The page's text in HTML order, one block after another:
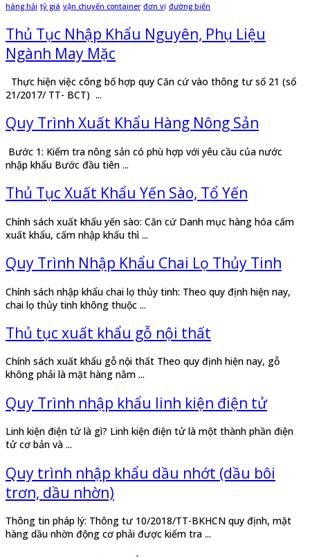
hàng hải tỷ giá vận chuyển container đơn vị đường biển
Thủ Tục Nhập Khẩu Nguyên, Phụ Liệu
Ngành May Mặc
Thực hiện việc công bố hợp quy Căn cứ vào thông tư số 21 (số
21/2017/ TT- BCT) ...
Quy Trình Xuất Khẩu Hàng Nông Sản
Bước 1: Kiểm tra nông sản có phù hợp với yêu cầu của nước
nhập khẩu Bước đầu tiên ...
Thủ Tục Xuất Khẩu Yến Sào, Tổ Yến
Chính sách xuất khẩu yến sào: Căn cứ Danh mục hàng hóa cấm
xuất khẩu, cấm nhập khẩu thì ...
Quy Trình Nhập Khẩu Chai Lọ Thủy Tinh
Chính sách nhập khẩu chai lọ thủy tinh: Theo quy định hiện nay,
chai lọ thủy tinh không thuộc ...
Thủ tục xuất khẩu gỗ nội thất
Chính sách xuất khẩu gỗ nội thất Theo quy định hiện nay, gỗ
không phải là mặt hàng nằm ...
Quy Trình nhập khẩu linh kiện điện tử
Linh kiện điện tử là gì? Linh kiện điện tử là một thành phần điện
tử cơ bản và ...
Quy trình nhập khẩu dầu nhớt (dầu bôi
trơn, dầu nhờn)
Thông tin pháp lý: Thông tư 10/2018/TT-BKHCN quy định, mặt
hàng dầu nhờn động cơ phải được kiểm tra ...